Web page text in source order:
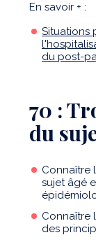
En savoir + :
Situations
du post-
70 :
du
Connaître
sujet âgé
Connaître
des